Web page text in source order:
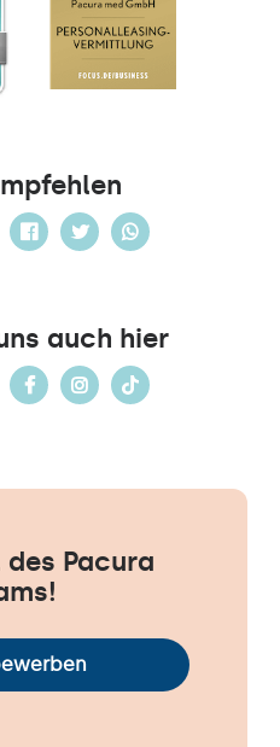
auch hier
des Pacura